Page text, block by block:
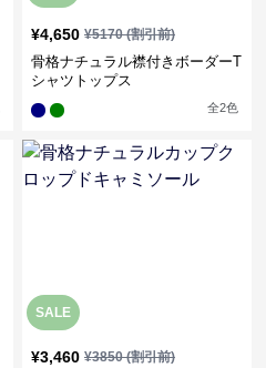
¥4,650 ¥5170(割引前)
骨格ナチュラル襟付きボーダーT
シャツトップス
全2色
SALE
¥3,460 ¥3850(割引前)